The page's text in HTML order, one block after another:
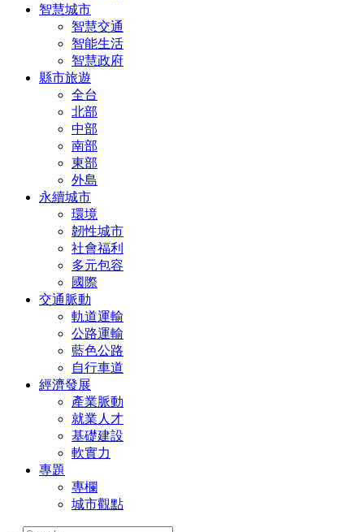
智慧城市
智慧交通
智能生活
智慧政府
縣市旅遊
全台
北部
中部
南部
東部
外島
永續城市
環境
韌性城市
社會福利
多元包容
國際
交通脈動
軌道運輸
公路運輸
藍色公路
自行車道
經濟發展
產業脈動
就業人才
基礎建設
軟實力
專題
專欄
城市觀點